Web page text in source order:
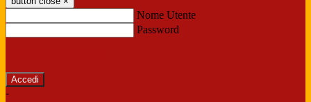
Nome Utente
Password
-